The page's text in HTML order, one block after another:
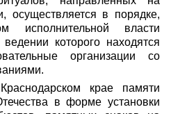
осуществляется в порядке,
исполнительной власти
которого находятся
организации со
крае памяти
в форме установки